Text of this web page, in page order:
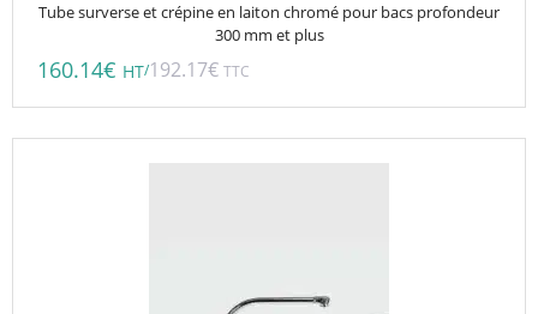
Tube surverse et crépine en laiton chromé pour bacs profondeur
300 mm et plus
160.14€ HT/192.17€ TTC